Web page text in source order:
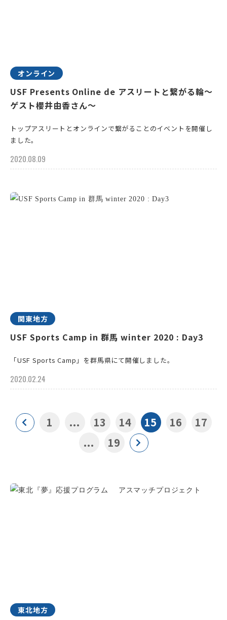
オンライン
USF Presents Online de アスリートと繋がる輪～
ゲスト櫻井由香さん～
トップアスリートとオンラインで繋がることのイベントを開催し
ました。
2020.08.09
関東地方
USF Sports Camp in 群馬 winter 2020 : Day3
「USF Sports Camp」を群馬県にて開催しました。
2020.02.24
1 ... 13 14 15 16
17
...
19
東北地方